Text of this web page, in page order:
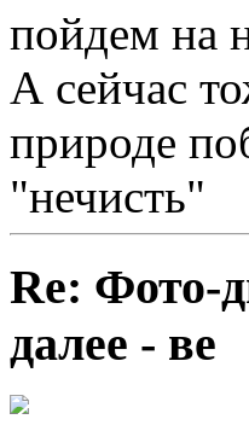
пойдем на
А сейчас
природе
"нечисть"
Re: Фото-
далее - ве